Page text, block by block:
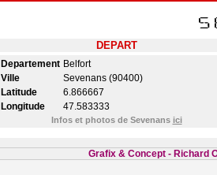
DEPART
Departement Belfort
Ville
Sevenans (90400)
Latitude
6.866667
Longitude
47.583333
Infos et photos de Sevenans ici
Grafix & Concept - Richard